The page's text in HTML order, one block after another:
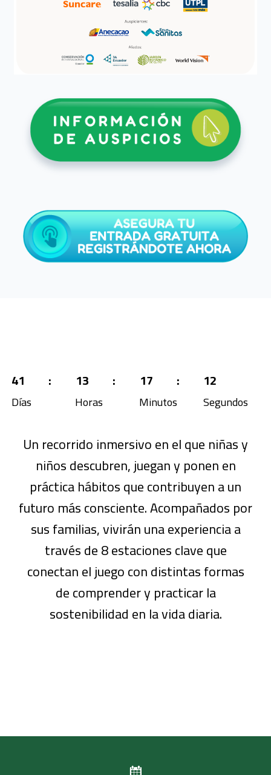
41
Días
: 13
Horas
: 17
Minutos
: 12
Segundos
Un recorrido inmersivo en el que niñas y
niños descubren, juegan y ponen en
práctica hábitos que contribuyen a un
futuro más consciente. Acompañados por
sus familias, vivirán una experiencia a
través de 8 estaciones clave que
conectan el juego con distintas formas
de comprender y practicar la
sostenibilidad en la vida diaria.